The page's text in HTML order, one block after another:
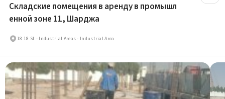
Складские помещения в аренду в промышл
енной зоне 11, Шарджа
18 18 St - Industrial Areas - Industrial Area